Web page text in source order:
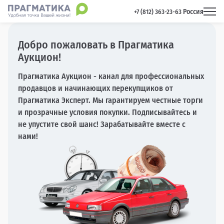
+7 (812) 363-23-63 Россия
Добро пожаловать в Прагматика
Аукцион!
Прагматика Аукцион - канал для профессиональных
продавцов и начинающих перекупщиков от
Прагматика Эксперт. Мы гарантируем честные торги
и прозрачные условия покупки. Подписывайтесь и
не упустите свой шанс! Зарабатывайте вместе с
нами!